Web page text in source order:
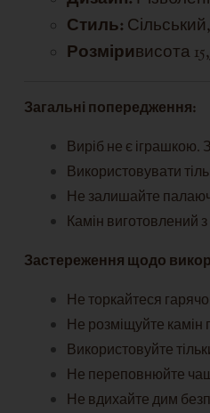
Стиль: Сільський,
Розміривисота
Загальні попередження:
Виріб не є іграшкою.
Використовувати
Не залишайте
Камін виготовлений
Застереження щодо
Не торкайтеся
Не розміщуйте камін
Використовуйте
Не переповнюйте
Не вдихайте дим